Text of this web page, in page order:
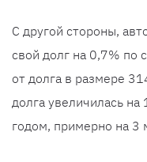
С другой стороны,
свой долг на 0,7% по
от долга в размере
долга увеличилась
годом, примерно на 3